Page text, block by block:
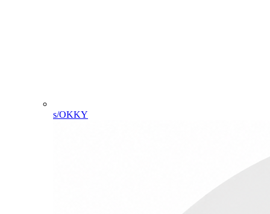
s/OKKY